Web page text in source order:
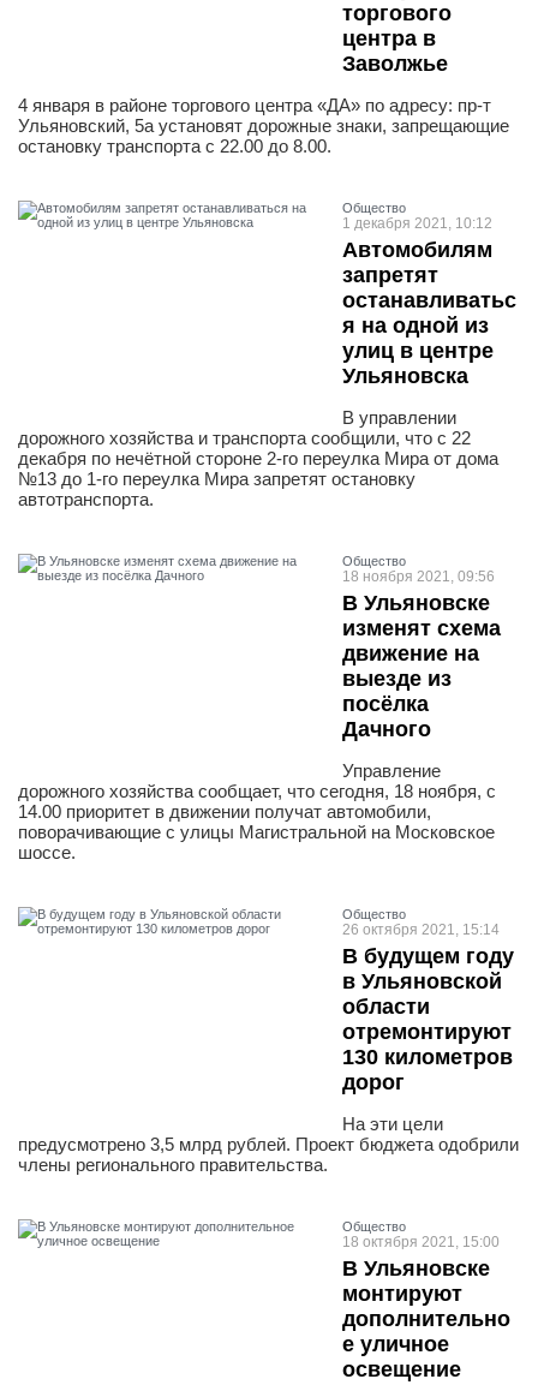
торгового
центра в
Заволжье
4 января в районе торгового центра «ДА» по адресу: пр-т
Ульяновский, 5а установят дорожные знаки, запрещающие
остановку транспорта с 22.00 до 8.00.
Общество
1 декабря 2021, 10:12
Автомобилям
запретят
останавливатьс
я на одной из
улиц в центре
Ульяновска
В управлении
дорожного хозяйства и транспорта сообщили, что с 22
декабря по нечётной стороне 2-го переулка Мира от дома
№13 до 1-го переулка Мира запретят остановку
автотранспорта.
Общество
18 ноября 2021, 09:56
В Ульяновске
изменят схема
движение на
выезде из
посёлка
Дачного
Управление
дорожного хозяйства сообщает, что сегодня, 18 ноября, с
14.00 приоритет в движении получат автомобили,
поворачивающие с улицы Магистральной на Московское
шоссе.
Общество
26 октября 2021, 15:14
В будущем году
в Ульяновской
области
отремонтируют
130 километров
дорог
На эти цели
предусмотрено 3,5 млрд рублей. Проект бюджета одобрили
члены регионального правительства.
Общество
18 октября 2021, 15:00
В Ульяновске
монтируют
дополнительно
е уличное
освещение